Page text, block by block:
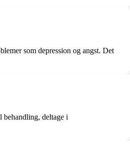
som depression og angst. Det
deltage i